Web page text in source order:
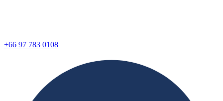
+66 97 783 0108